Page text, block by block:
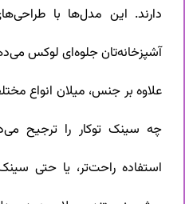
دارند. این مدل‌ها با
آشپزخانه‌تان جلوه‌ای لوکس
علاوه بر جنس، میلان انواع
چه سینک توکار را ترجیح
استفاده راحت‌تر، یا حتی